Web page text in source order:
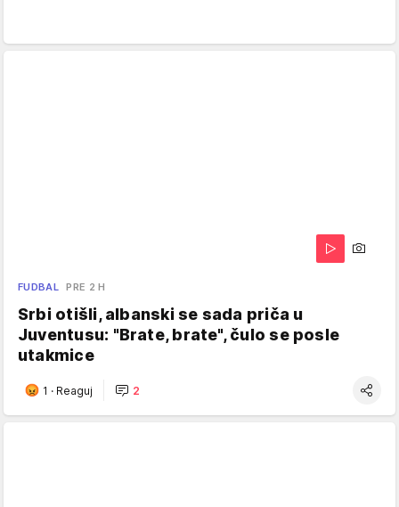
FUDBAL PRE 2 H
Srbi otišli, albanski se sada priča u
Juventusu: "Brate, brate", čulo se posle
utakmice
1 · Reaguj 2